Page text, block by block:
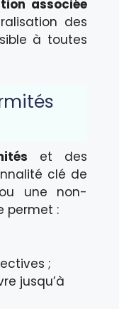
associée
des
à toutes
et des
clé de
ou une non-
permet :
;
jusqu’à